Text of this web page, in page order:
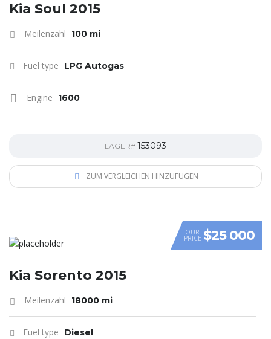
Kia Soul 2015
Meilenzahl 100 mi
Fuel type LPG Autogas
Engine 1600
LAGER# 153093
ZUM VERGLEICHEN HINZUFÜGEN
OUR
PRICE $25 000
Kia Sorento 2015
Meilenzahl 18000 mi
Fuel type Diesel